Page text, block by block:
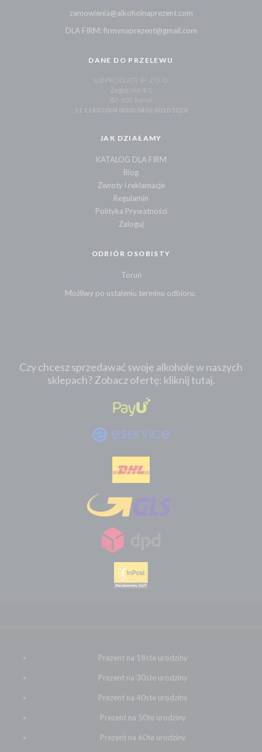
zamowienia@alkoholnaprezent.com
DLA FIRM: firmynaprezent@gmail.com
DANE DO PRZELEWU
SLB PRODUCT SP. Z O.O.
Żeglarska 4/1
87-100 Toruń
11 1140 2004 0000 3402 8010 5026
JAK DZIAŁAMY
KATALOG DLA FIRM
Blog
Zwroty i reklamacje
Regulamin
Polityka Prywatności
Zaloguj
ODBIÓR OSOBISTY
Toruń
Możliwy po ustaleniu terminu odbioru.
Czy chcesz sprzedawać swoje alkohole w naszych
sklepach? Zobacz ofertę: kliknij tutaj.
Prezent na 18ste urodziny
Prezent na 30ste urodziny
Prezent na 40ste urodziny
Prezent na 50te urodziny
Prezent na 60te urodziny